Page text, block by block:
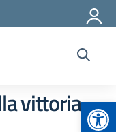
vittoria